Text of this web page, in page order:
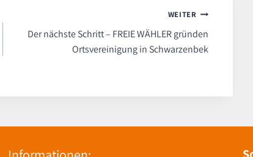
WEITER
Der nächste Schritt – FREIE WÄHLER gründen
Ortsvereinigung in Schwarzenbek